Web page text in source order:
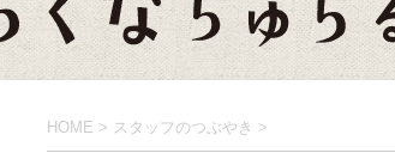
HOME > スタッフのつぶやき >